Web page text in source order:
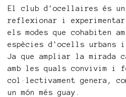
El club d'ocellaires és un
reflexionar i experimentar
els modes que cohabiten
espècies d'ocells urbans
Ja que ampliar la mirada
amb les quals convivim i
col·lectivament genera,
un món més guay.